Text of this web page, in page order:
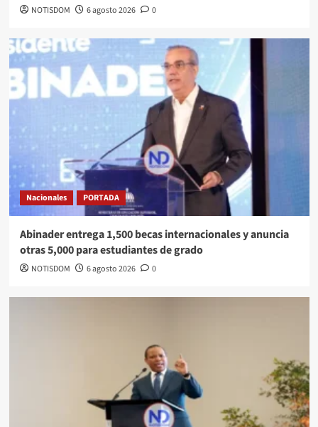
NOTISDOM 6 agosto 2026 0
Nacionales PORTADA
Abinader entrega 1,500 becas internacionales y anuncia
otras 5,000 para estudiantes de grado
NOTISDOM 6 agosto 2026 0